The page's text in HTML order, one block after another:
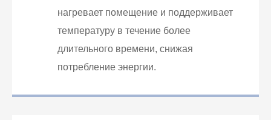
нагревает помещение и поддерживает
температуру в течение более
длительного времени, снижая
потребление энергии.